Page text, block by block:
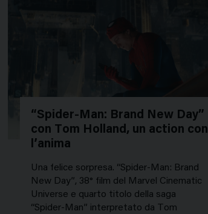
“Spider-Man: Brand New Day”
con Tom Holland, un action con
l’anima
Una felice sorpresa. “Spider-Man: Brand
New Day”, 38° film del Marvel Cinematic
Universe e quarto titolo della saga
“Spider-Man” interpretato da Tom